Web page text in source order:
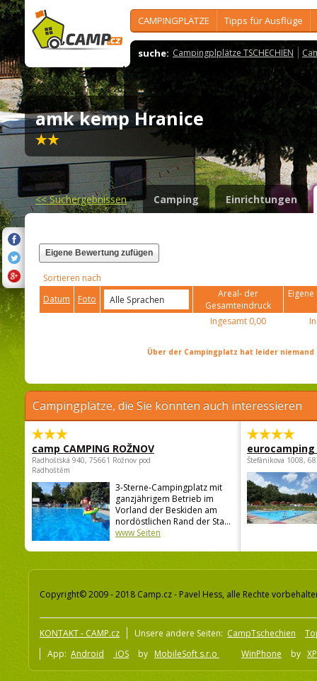
CAMPINGPLÄTZE Tipps für Ausflüge
suche: Campingplplätze TSCHECHIEN
amk kemp Hranice
<<Suchergebnissen Camping Einrichtungen
Eigene Bewertung zufügen
Sortieren nach
Datum
Foto
Areal- der
Gesamteindruck
Ingesamt 0,00
Über der Campingplatz hat leider
Campingplätze, die Sie könnten auch interessieren
camp CAMPING ROŽNOV
Radhošťská 940, 75661 Rožnov pod
Radhoštěm
3-Sterne-Campingplatz mit
ganzjährigem Betrieb im
Vorland der Beskiden am
nordöstlichen Rand der Sta...
www Seiten
Štefánikova 1008,
Copyright© 2009 - 2018 Camp.cz - Pavel Hess, alle Rechte
KONTAKT - CAMP.cz Unsere andere Seiten: CampTschechien
App: Android iOS by MobileSoft s.r.o WinPhone by